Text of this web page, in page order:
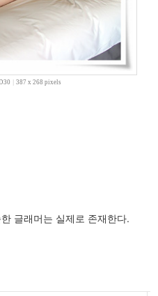
387 x 268 pixels
글래머는 실제로 존재한다.